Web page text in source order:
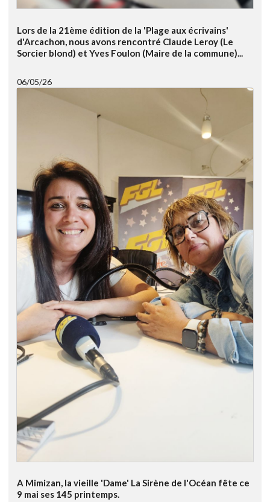
Lors de la 21ème édition de la 'Plage aux écrivains'
d'Arcachon, nous avons rencontré Claude Leroy (Le
Sorcier blond) et Yves Foulon (Maire de la commune)...
06/05/26
A Mimizan, la vieille 'Dame' La Sirène de l'Océan fête ce
9 mai ses 145 printemps.